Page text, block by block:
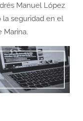
Manuel López
la seguridad en el
Marina.